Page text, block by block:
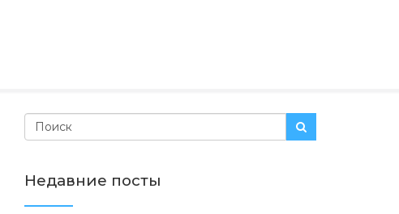
Недавние посты